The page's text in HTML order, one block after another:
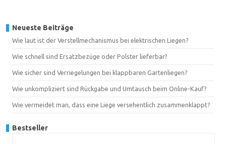
Neueste Beiträge
Wie laut ist der Verstellmechanismus bei elektrischen Liegen?
Wie schnell sind Ersatzbezüge oder Polster lieferbar?
Wie sicher sind Verriegelungen bei klappbaren Gartenliegen?
Wie unkompliziert sind Rückgabe und Umtausch beim Online-Kauf?
Wie vermeidet man, dass eine Liege versehentlich zusammenklappt?
Bestseller